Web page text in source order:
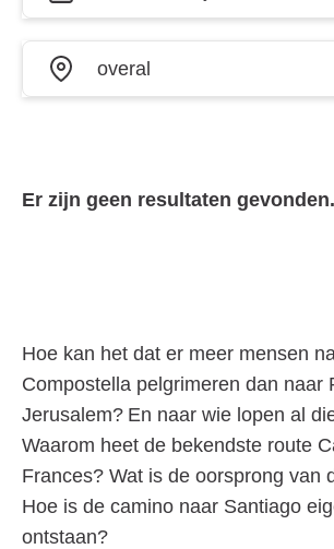
activiteiten
op datum
en plaats
Waar?
Er zijn geen resultaten gevonden.
Hoe kan het dat er meer mensen
Compostella pelgrimeren dan naar
Jerusalem? En naar wie lopen al
Waarom heet de bekendste route
Frances? Wat is de oorsprong van
Hoe is de camino naar Santiago
ontstaan?